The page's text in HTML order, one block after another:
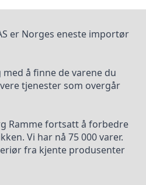
er Norges eneste importør
å finne de varene du
tjenester som overgår
Ramme fortsatt å forbedre
Vi har nå 75 000 varer.
fra kjente produsenter